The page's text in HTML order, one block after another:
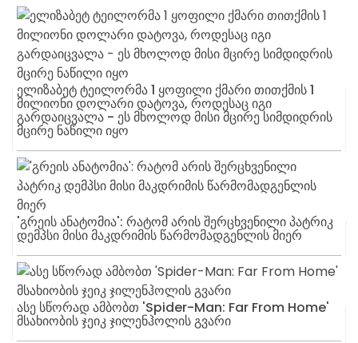
ელიზაბეტ ტეილორმა 1 ყოფილი ქმარი თითქმის 1
მილიონი დოლარი დატოვა, როდესაც იგი
გარდაიცვალა - ეს მხოლოდ მისი მცირე სიმდიდრის
მცირე ნაწილი იყო
'გრეის ანატომია': რატომ არის შერცხვენილი პატრიკ
დემპსი მისი მაკდრიმის წარმომადგენლის მიერ
ასე სწორად ამბობთ 'Spider-Man: Far From Home'
მსახიობის ჯეიკ ჯილენჰოლის გვარი